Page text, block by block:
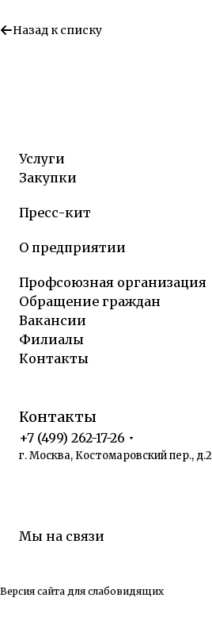
Назад к списку
Услуги
Закупки
Пресс-кит
О предприятии
Профсоюзная организация
Обращение граждан
Вакансии
Филиалы
Контакты
Контакты
+7 (499) 262-17-26
г. Москва, Костомаровский пер., д.2
Мы на связи
Версия сайта для слабовидящих